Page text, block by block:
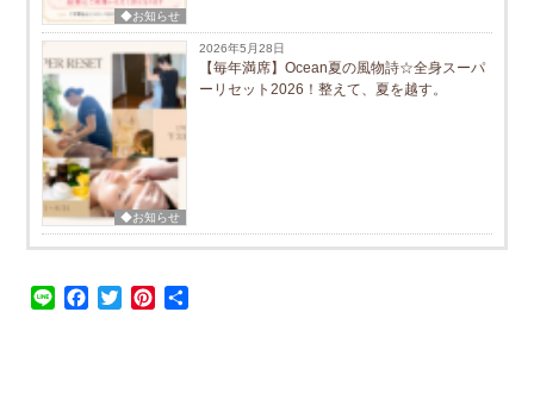
◆お知らせ
◆お知らせ
2026年5月28日
【毎年満席】Ocean夏の風物詩☆全身スーパ
ーリセット2026！整えて、夏を越す。
Line Facebook
TwitterPinterest